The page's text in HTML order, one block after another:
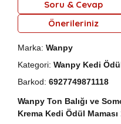
Soru & Cevap
Önerileriniz
Marka: Wanpy
Kategori: Wanpy Kedi
Barkod: 6927749871118
Wanpy Ton Balığı ve
Krema Kedi Ödül